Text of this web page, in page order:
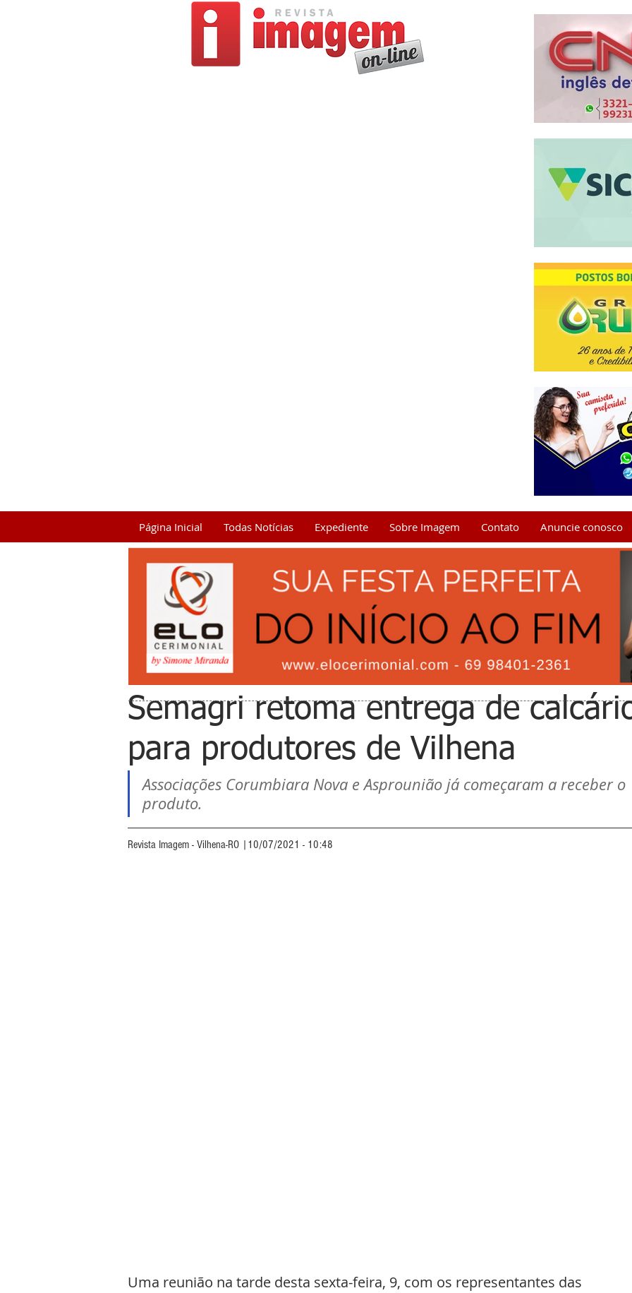
Página Inicial Todas Notícias Expediente Sobre Imagem Contato Anuncie conosco
Semagri retoma entrega de
para produtores de Vilhena
Associações Corumbiara Nova e Asprounião já começaram a receber o
produto.
Revista Imagem - Vilhena-RO |10/07/2021 - 10:48
Uma reunião na tarde desta sexta-feira, 9, com os representantes das